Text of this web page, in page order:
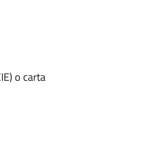
o carta